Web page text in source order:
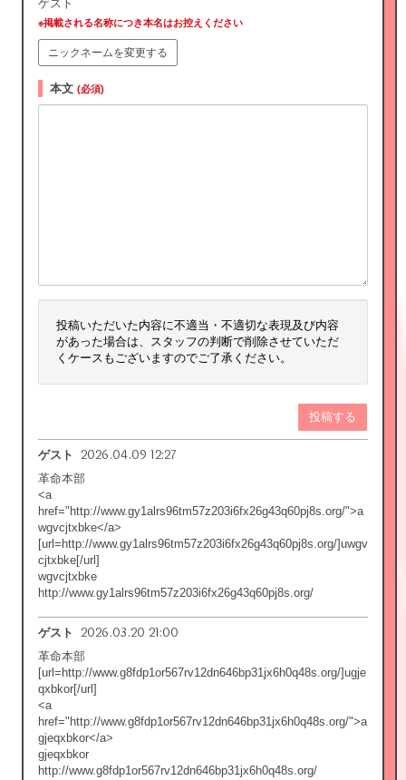
ゲスト
※掲載される名称につき本名はお控えください
ニックネームを変更する
本文 (必須)
投稿いただいた内容に不適当・不適切な表現及び内容
があった場合は、スタッフの判断で削除させていただ
くケースもございますのでご了承ください。
投稿する
ゲスト 2026.04.09 12:27
革命本部
<a
href="http://www.gy1alrs96tm57z203i6fx26g43q60pj8s.org/">a
wgvcjtxbke</a>
[url=http://www.gy1alrs96tm57z203i6fx26g43q60pj8s.org/]uwgv
cjtxbke[/url]
wgvcjtxbke
http://www.gy1alrs96tm57z203i6fx26g43q60pj8s.org/
ゲスト 2026.03.20 21:00
革命本部
[url=http://www.g8fdp1or567rv12dn646bp31jx6h0q48s.org/]ugje
qxbkor[/url]
<a
href="http://www.g8fdp1or567rv12dn646bp31jx6h0q48s.org/">a
gjeqxbkor</a>
gjeqxbkor
http://www.g8fdp1or567rv12dn646bp31jx6h0q48s.org/